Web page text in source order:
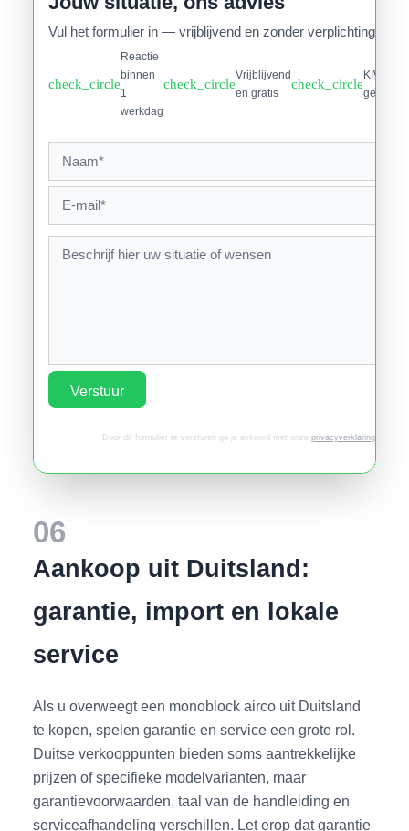
Vul het formulier in — vrijblijvend en zonder verplichtingen.
check_circle
Reactie
binnen
1
werkdag
check_circle
Vrijblijvend
en gratis
check_circle
KIWA
Verstuur
Door dit formulier te versturen ga je akkoord met onze privacyverklaring.
06
Aankoop uit Duitsland:
garantie, import en lokale
service
Als u overweegt een monoblock airco uit Duitsland
te kopen, spelen garantie en service een grote rol.
Duitse verkooppunten bieden soms aantrekkelijke
prijzen of specifieke modelvarianten, maar
garantievoorwaarden, taal van de handleiding en
serviceafhandeling verschillen. Let erop dat garantie